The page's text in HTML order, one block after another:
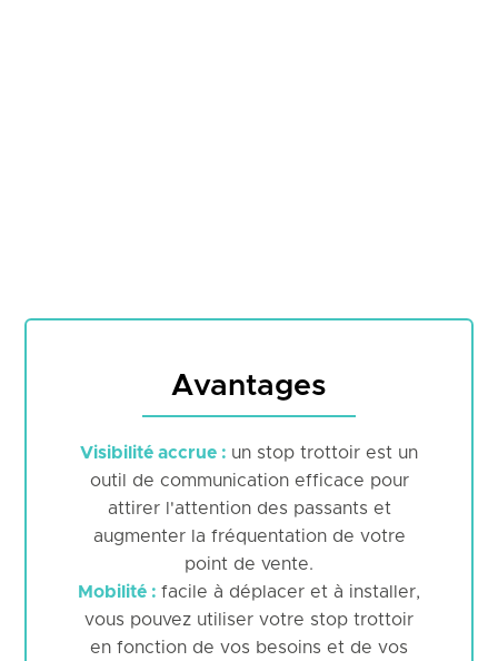
Avantages
Visibilité accrue : un stop trottoir est un
outil de communication efficace pour
attirer l'attention des passants et
augmenter la fréquentation de votre
point de vente.
Mobilité : facile à déplacer et à installer,
vous pouvez utiliser votre stop trottoir
en fonction de vos besoins et de vos